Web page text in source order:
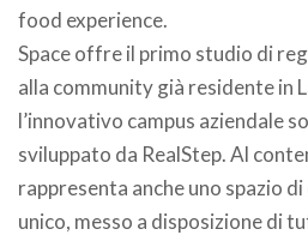
food experience.
Space offre il primo studio di
alla community già residente in
l’innovativo campus aziendale
sviluppato da RealStep. Al
rappresenta anche uno spazio
unico, messo a disposizione di